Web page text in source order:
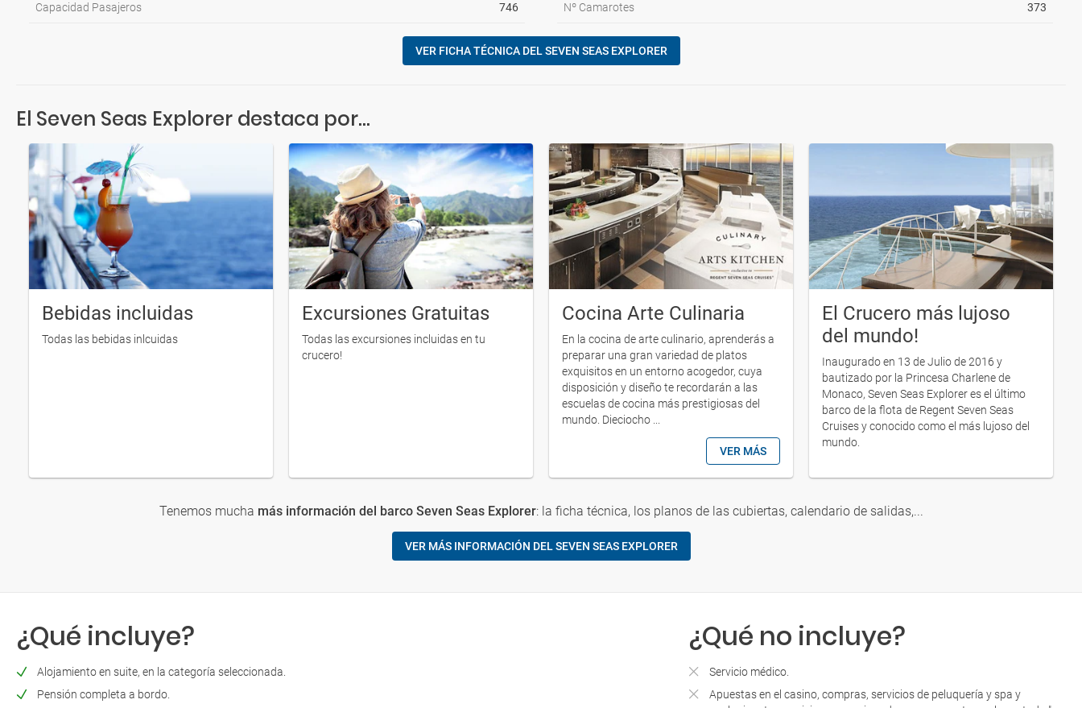
Capacidad Pasajeros 746 Nº Camarotes 373
VER FICHA TÉCNICA DEL SEVEN SEAS EXPLORER
El Seven Seas Explorer destaca por...
Bebidas incluidas
Todas las bebidas inlcuidas
Excursiones Gratuitas
Todas las excursiones incluidas en tu
crucero!
Cocina Arte Culinaria
En la cocina de arte culinario, aprenderás a
preparar una gran variedad de platos
exquisitos en un entorno acogedor, cuya
disposición y diseño te recordarán a las
escuelas de cocina más prestigiosas del
mundo. Dieciocho ...
VER MÁS
El Crucero más lujoso
del mundo!
Inaugurado en 13 de Julio de 2016 y
bautizado por la Princesa Charlene de
Monaco, Seven Seas Explorer es el último
barco de la flota de Regent Seven Seas
Cruises y conocido como el más lujoso del
mundo.
Tenemos mucha más información del barco Seven Seas Explorer: la ficha técnica, los planos de las cubiertas, calendario de salidas,...
VER MÁS INFORMACIÓN DEL SEVEN SEAS EXPLORER
¿Qué incluye?
Alojamiento en suite, en la categoría seleccionada.
Pensión completa a bordo.
¿Qué no incluye?
Servicio médico.
Apuestas en el casino, compras, servicios de peluquería y spa y